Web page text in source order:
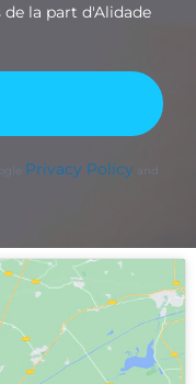
la part d'Alidade
Privacy Policy and